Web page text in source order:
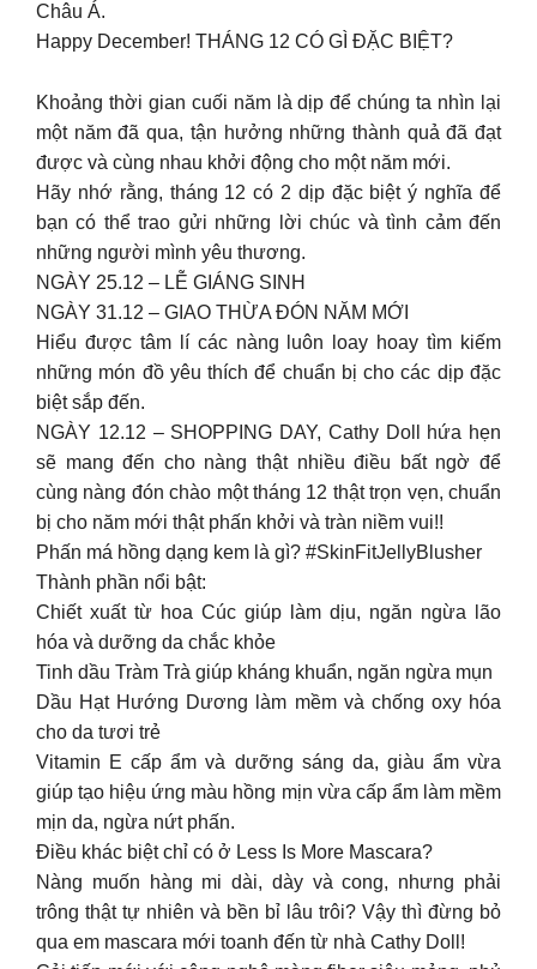
Châu Á.
Happy December! THÁNG 12 CÓ GÌ ĐẶC BIỆT?
Khoảng thời gian cuối năm là dịp để chúng ta nhìn lại
một năm đã qua, tận hưởng những thành quả đã đạt
được và cùng nhau khởi động cho một năm mới.
Hãy nhớ rằng, tháng 12 có 2 dịp đặc biệt ý nghĩa để
bạn có thể trao gửi những lời chúc và tình cảm đến
những người mình yêu thương.
NGÀY 25.12 – LỄ GIÁNG SINH
NGÀY 31.12 – GIAO THỪA ĐÓN NĂM MỚI
Hiểu được tâm lí các nàng luôn loay hoay tìm kiếm
những món đồ yêu thích để chuẩn bị cho các dịp đặc
biệt sắp đến.
NGÀY 12.12 – SHOPPING DAY, Cathy Doll hứa hẹn
sẽ mang đến cho nàng thật nhiều điều bất ngờ để
cùng nàng đón chào một tháng 12 thật trọn vẹn, chuẩn
bị cho năm mới thật phấn khởi và tràn niềm vui!!
Phấn má hồng dạng kem là gì? #SkinFitJellyBlusher
Thành phần nổi bật:
Chiết xuất từ hoa Cúc giúp làm dịu, ngăn ngừa lão
hóa và dưỡng da chắc khỏe
Tinh dầu Tràm Trà giúp kháng khuẩn, ngăn ngừa mụn
Dầu Hạt Hướng Dương làm mềm và chống oxy hóa
cho da tươi trẻ
Vitamin E cấp ẩm và dưỡng sáng da, giàu ẩm vừa
giúp tạo hiệu ứng màu hồng mịn vừa cấp ẩm làm mềm
mịn da, ngừa nứt phấn.
Điều khác biệt chỉ có ở Less Is More Mascara?
Nàng muốn hàng mi dài, dày và cong, nhưng phải
trông thật tự nhiên và bền bỉ lâu trôi? Vậy thì đừng bỏ
qua em mascara mới toanh đến từ nhà Cathy Doll!